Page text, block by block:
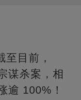
目前，
谋杀案，相
逾 100%！